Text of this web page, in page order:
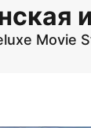
Movie